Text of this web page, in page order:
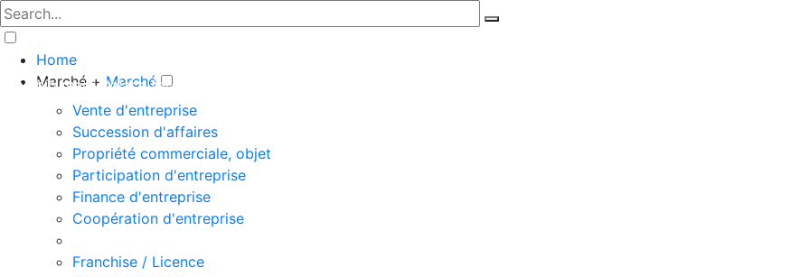
The big marketplace for business
Home
Marché + Marché
Vente d'entreprise
Succession d'affaires
Propriété commerciale, objet
Participation d'entreprise
Finance d'entreprise
Coopération d'entreprise
Franchise / Licence